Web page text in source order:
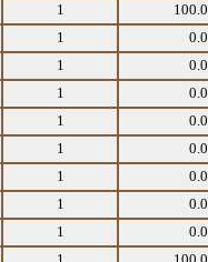
1
1
1
1
1
1
1
1
1